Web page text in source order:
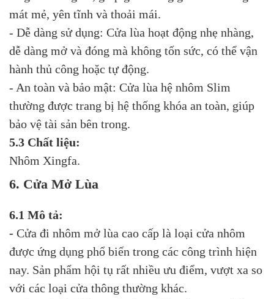
mát mẻ, yên tĩnh và thoải mái.
- Dễ dàng sử dụng: Cửa lùa hoạt động nhẹ nhàng,
dễ dàng mở và đóng mà không tốn sức, có thể vận
hành thủ công hoặc tự động.
- An toàn và bảo mật: Cửa lùa hệ nhôm Slim
thường được trang bị hệ thống khóa an toàn, giúp
bảo vệ tài sản bên trong.
5.3 Chất liệu:
Nhôm Xingfa.
6. Cửa Mở Lùa
6.1 Mô tả:
- Cửa đi nhôm mở lùa cao cấp là loại cửa nhôm
được ứng dụng phổ biến trong các công trình hiện
nay. Sản phẩm hội tụ rất nhiều ưu điểm, vượt xa so
với các loại cửa thông thường khác.